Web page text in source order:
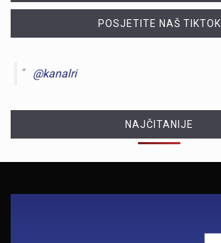
POSJETITE NAŠ TIKTOK
@kanalri
NAJČITANIJE